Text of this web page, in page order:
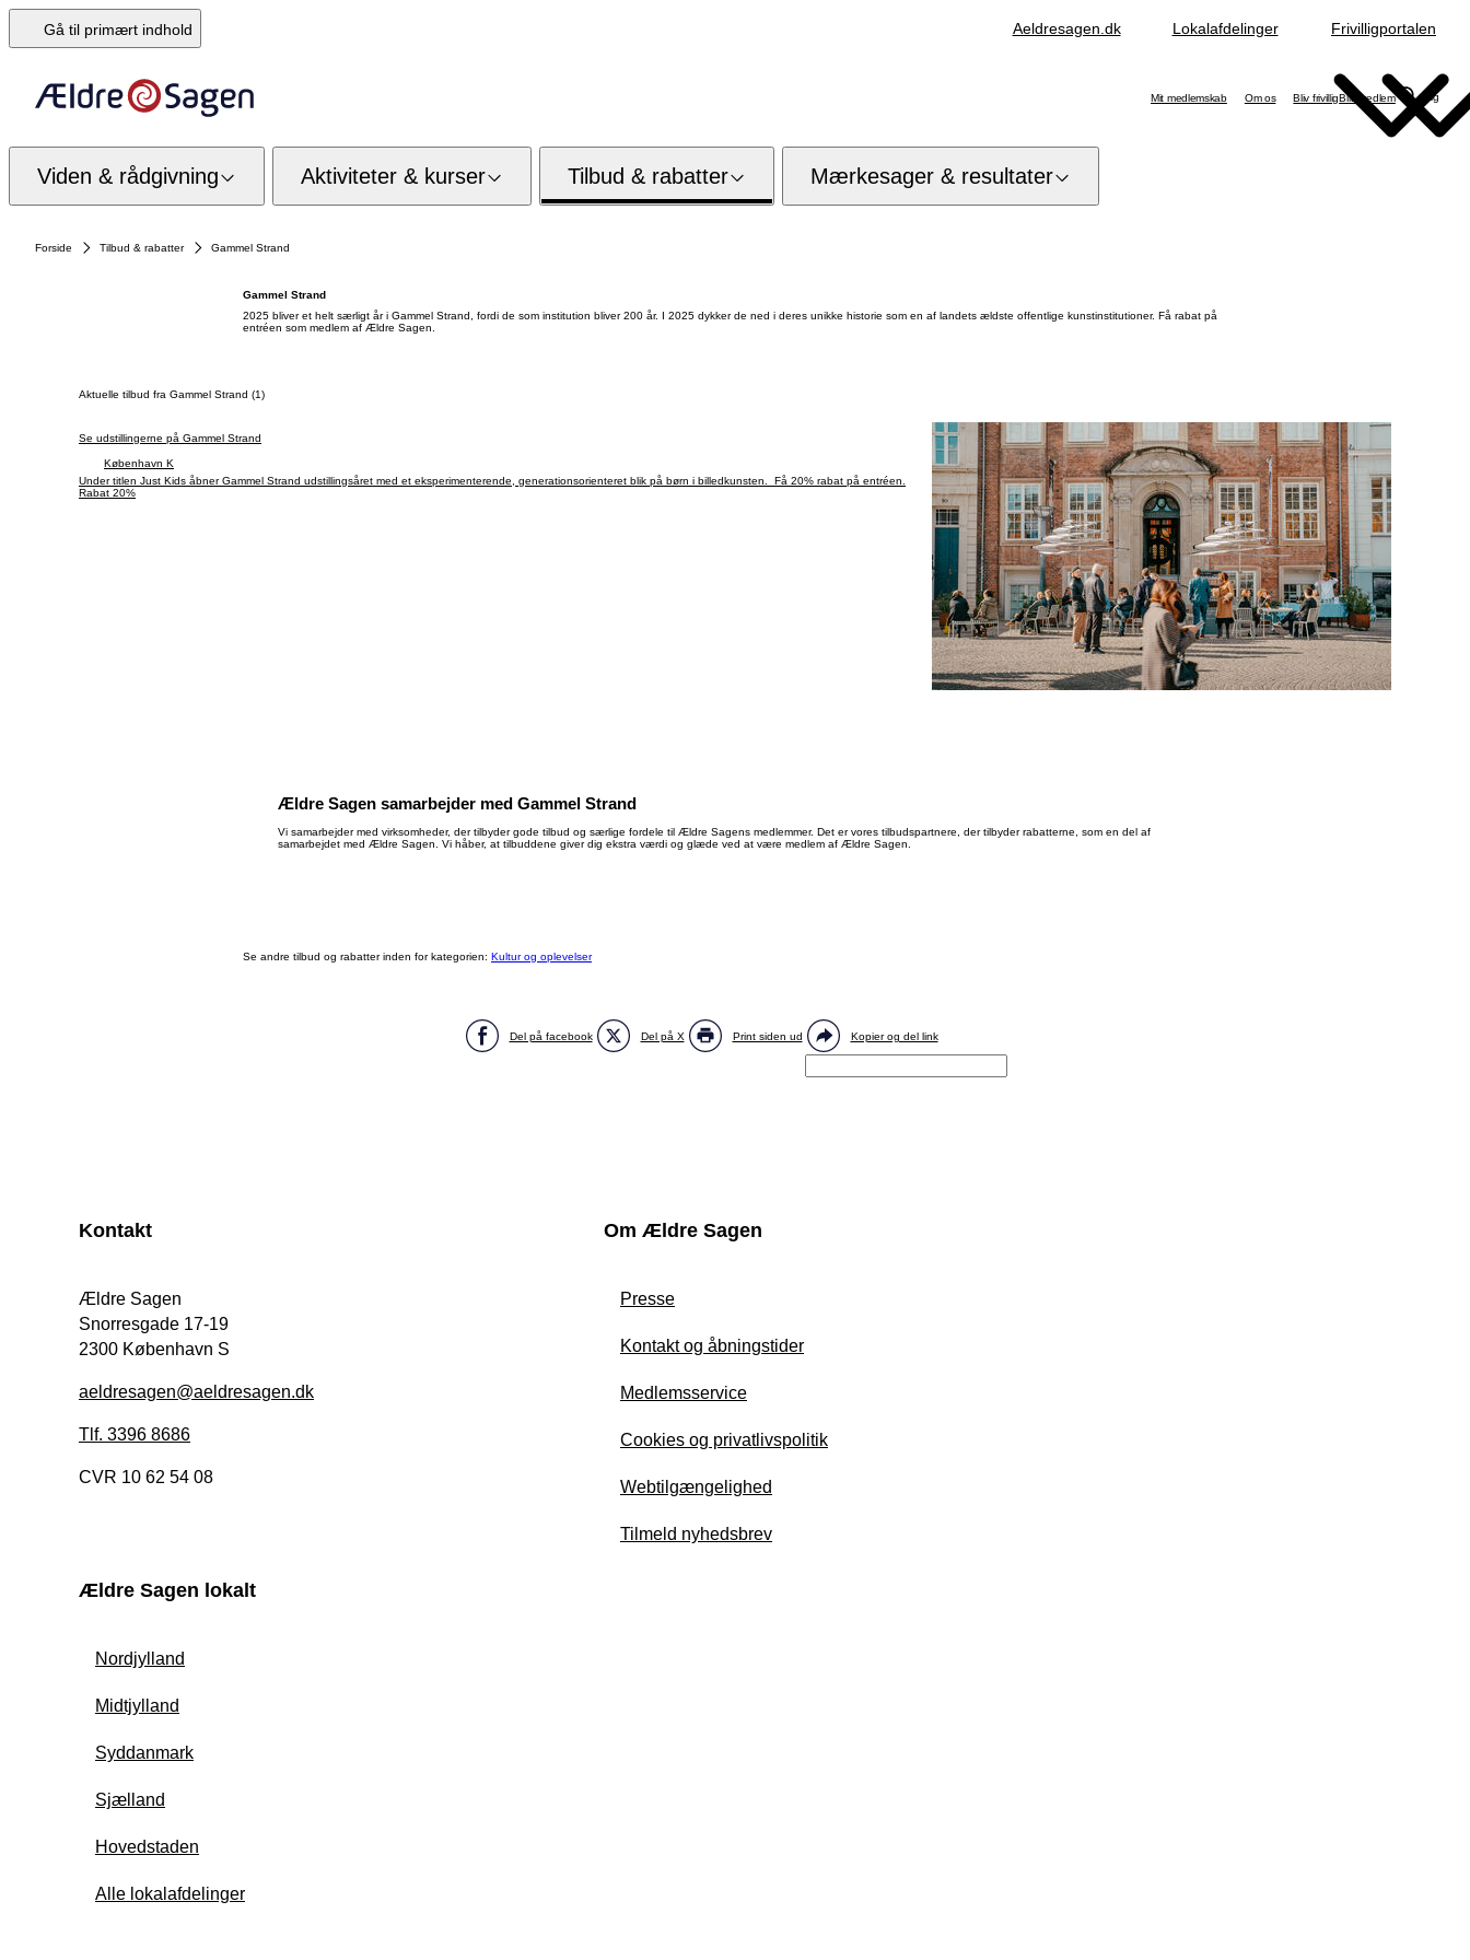
Gå til primært indhold Aeldresagen.dk Lokalafdelinger Frivilligportalen
Mit medlemskab Om os Bliv frivilligBliv medlem Søg
Viden & rådgivning Aktiviteter & kurser Tilbud & rabatter Mærkesager & resultater
Forside Tilbud & rabatter Gammel Strand
Gammel Strand
2025 bliver et helt særligt år i Gammel Strand, fordi de som institution bliver 200 år. I 2025 dykker de ned i deres unikke historie som en af landets ældste offentlige kunstinstitutioner. Få rabat på
entréen som medlem af Ældre Sagen.
Aktuelle tilbud fra Gammel Strand (1)
Se udstillingerne på Gammel Strand
København K
Under titlen Just Kids åbner Gammel Strand udstillingsåret med et eksperimenterende, generationsorienteret blik på børn i billedkunsten. Få 20% rabat på entréen.
Rabat 20%
Ældre Sagen samarbejder med Gammel Strand
Vi samarbejder med virksomheder, der tilbyder gode tilbud og særlige fordele til Ældre Sagens medlemmer. Det er vores tilbudspartnere, der tilbyder rabatterne, som en del af
samarbejdet med Ældre Sagen. Vi håber, at tilbuddene giver dig ekstra værdi og glæde ved at være medlem af Ældre Sagen.
Se andre tilbud og rabatter inden for kategorien: Kultur og oplevelser
Del på facebook Del på X Print siden ud Kopier og del link
Kontakt
Ældre Sagen
Snorresgade 17-19
2300 København S
aeldresagen@aeldresagen.dk
Tlf. 3396 8686
CVR 10 62 54 08
Om Ældre Sagen
Presse
Kontakt og åbningstider
Medlemsservice
Cookies og privatlivspolitik
Webtilgængelighed
Tilmeld nyhedsbrev
Ældre Sagen lokalt
Nordjylland
Midtjylland
Syddanmark
Sjælland
Hovedstaden
Alle lokalafdelinger